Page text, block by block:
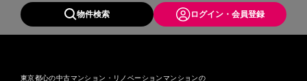
物件検索 ログイン・会員登録
東京都心の中古マンション・リノベーションマンションの